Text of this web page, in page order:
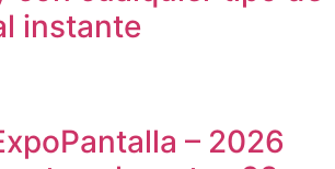
instante
– 2026